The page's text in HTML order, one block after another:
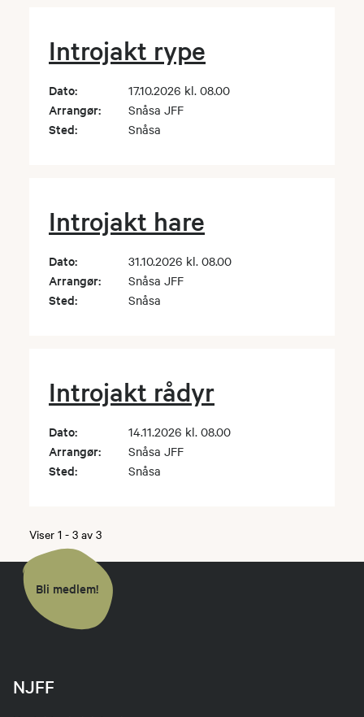
Introjakt rype
Dato: 17.10.2026 kl. 08.00
Arrangør: Snåsa JFF
Sted: Snåsa
Introjakt hare
Dato: 31.10.2026 kl. 08.00
Arrangør: Snåsa JFF
Sted: Snåsa
Introjakt rådyr
Dato: 14.11.2026 kl. 08.00
Arrangør: Snåsa JFF
Sted: Snåsa
Viser 1 - 3 av 3
Bli medlem!
NJFF